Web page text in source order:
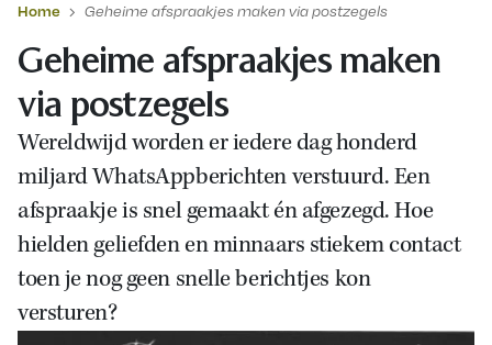
Zoek
Home Geheime afspraakjes maken via postzegels
Geheime afspraakjes maken
via postzegels
Wereldwijd worden er iedere dag honderd
miljard WhatsAppberichten verstuurd. Een
afspraakje is snel gemaakt én afgezegd. Hoe
hielden geliefden en minnaars stiekem contact
toen je nog geen snelle berichtjes kon
versturen?